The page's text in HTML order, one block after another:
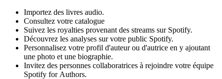
Importez des livres audio.
Consultez votre catalogue
Suivez les royalties provenant des streams sur Spotify.
Découvrez les analyses sur votre public Spotify.
Personnalisez votre profil d'auteur ou d'autrice en y ajoutant
une photo et une biographie.
Invitez des personnes collaboratrices à rejoindre votre équipe
Spotify for Authors.